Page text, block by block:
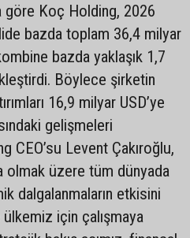
göre Koç Holding, 2026
bazda toplam 36,4 milyar
bazda yaklaşık 1,7
Böylece şirketin
16,9 milyar USD’ye
gelişmeleri
CEO’su Levent Çakıroğlu,
olmak üzere tüm dünyada
dalgalanmaların etkisini
için çalışmaya